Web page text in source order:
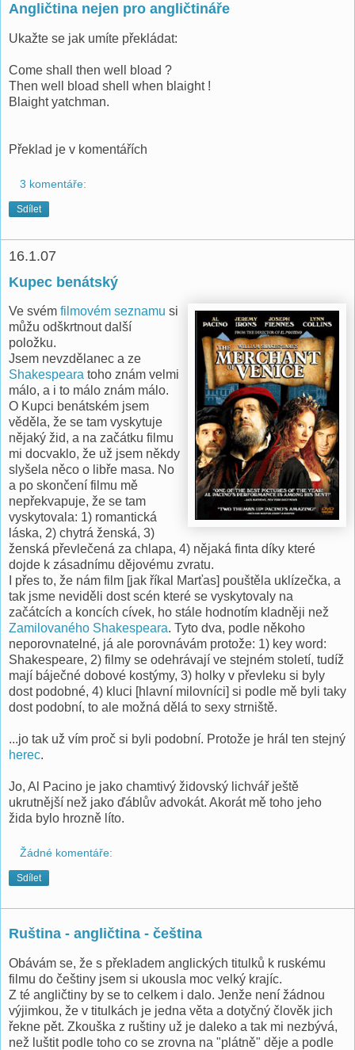
Angličtina nejen pro angličtináře
Ukažte se jak umíte překládat:
Come shall then well bload ?
Then well bload shell when blaight !
Blaight yatchman.
Překlad je v komentářích
3 komentáře:
Sdílet
16.1.07
Kupec benátský
Ve svém filmovém seznamu si
můžu odškrtnout další
položku.
Jsem nevzdělanec a ze
Shakespeara toho znám velmi
málo, a i to málo znám málo.
O Kupci benátském jsem
věděla, že se tam vyskytuje
nějaký žid, a na začátku filmu
mi docvaklo, že už jsem někdy
slyšela něco o libře masa. No
a po skončení filmu mě
nepřekvapuje, že se tam
vyskytovala: 1) romantická
láska, 2) chytrá ženská, 3)
ženská převlečená za chlapa, 4) nějaká finta díky které
dojde k zásadnímu dějovému zvratu.
I přes to, že nám film [jak říkal Marťas] pouštěla uklízečka, a
tak jsme neviděli dost scén které se vyskytovaly na
začátcích a koncích cívek, ho stále hodnotím kladněji než
Zamilovaného Shakespeara. Tyto dva, podle někoho
neporovnatelné, já ale porovnávám protože: 1) key word:
Shakespeare, 2) filmy se odehrávají ve stejném století, tudíž
mají báječné dobové kostýmy, 3) holky v převleku si byly
dost podobné, 4) kluci [hlavní milovníci] si podle mě byli taky
dost podobní, to ale možná dělá to sexy strniště.
...jo tak už vím proč si byli podobní. Protože je hrál ten stejný
herec.
Jo, Al Pacino je jako chamtivý židovský lichvář ještě
ukrutnější než jako ďáblův advokát. Akorát mě toho jeho
žida bylo hrozně líto.
Žádné komentáře:
Sdílet
Ruština - angličtina - čeština
Obávám se, že s překladem anglických titulků k ruskému
filmu do češtiny jsem si ukousla moc velký krajíc.
Z té angličtiny by se to celkem i dalo. Jenže není žádnou
výjimkou, že v titulkách je jedna věta a dotyčný člověk jich
řekne pět. Zkouška z ruštiny už je daleko a tak mi nezbývá,
než luštit podle toho co se zrovna na "plátně" děje a podle